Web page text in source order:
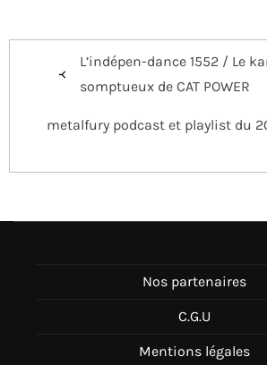
NavigationL’indépen-dance 1552 / Le
somptueux de CAT POWER
metalfury podcast et playlist du
Nos partenaires
C.G.U
Mentions légales